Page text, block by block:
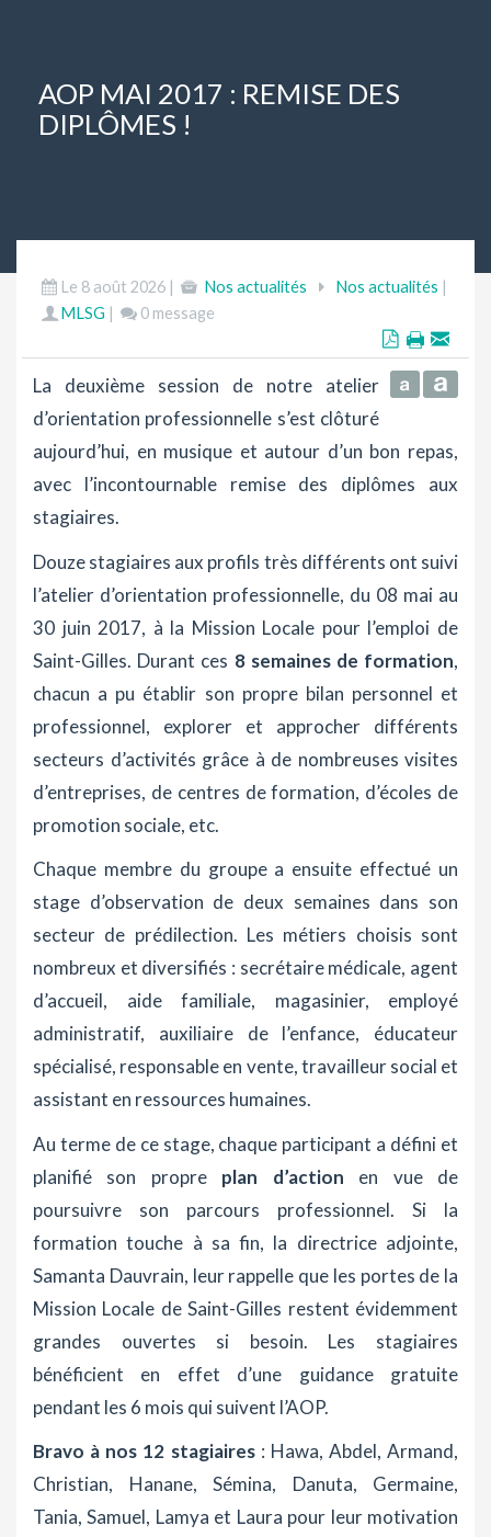
AOP MAI 2017 : REMISE DES
DIPLÔMES !
Le 8 août 2026 | Nos actualités Nos actualités |
MLSG | 0 message
La deuxième session de notre atelier
d’orientation professionnelle s’est clôturé
aujourd’hui, en musique et autour d’un bon repas,
avec l’incontournable remise des diplômes aux
stagiaires.
Douze stagiaires aux profils très différents ont suivi
l’atelier d’orientation professionnelle, du 08 mai au
30 juin 2017, à la Mission Locale pour l’emploi de
Saint-Gilles. Durant ces 8 semaines de formation,
chacun a pu établir son propre bilan personnel et
professionnel, explorer et approcher différents
secteurs d’activités grâce à de nombreuses visites
d’entreprises, de centres de formation, d’écoles de
promotion sociale, etc.
Chaque membre du groupe a ensuite effectué un
stage d’observation de deux semaines dans son
secteur de prédilection. Les métiers choisis sont
nombreux et diversifiés : secrétaire médicale, agent
d’accueil, aide familiale, magasinier, employé
administratif, auxiliaire de l’enfance, éducateur
spécialisé, responsable en vente, travailleur social et
assistant en ressources humaines.
Au terme de ce stage, chaque participant a défini et
planifié son propre plan d’action en vue de
poursuivre son parcours professionnel. Si la
formation touche à sa fin, la directrice adjointe,
Samanta Dauvrain, leur rappelle que les portes de la
Mission Locale de Saint-Gilles restent évidemment
grandes ouvertes si besoin. Les stagiaires
bénéficient en effet d’une guidance gratuite
pendant les 6 mois qui suivent l’AOP.
Bravo à nos 12 stagiaires: Hawa, Abdel, Armand,
Christian, Hanane, Sémina, Danuta, Germaine,
Tania, Samuel, Lamya et Laura pour leur motivation